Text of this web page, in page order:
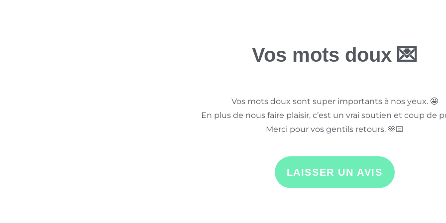
Vos mots doux 💌
Vos mots doux sont super importants à nos yeux. 🤩
En plus de nous faire plaisir, c’est un vrai soutien et coup de
Merci pour vos gentils retours. 🫶🏻
LAISSER UN AVIS